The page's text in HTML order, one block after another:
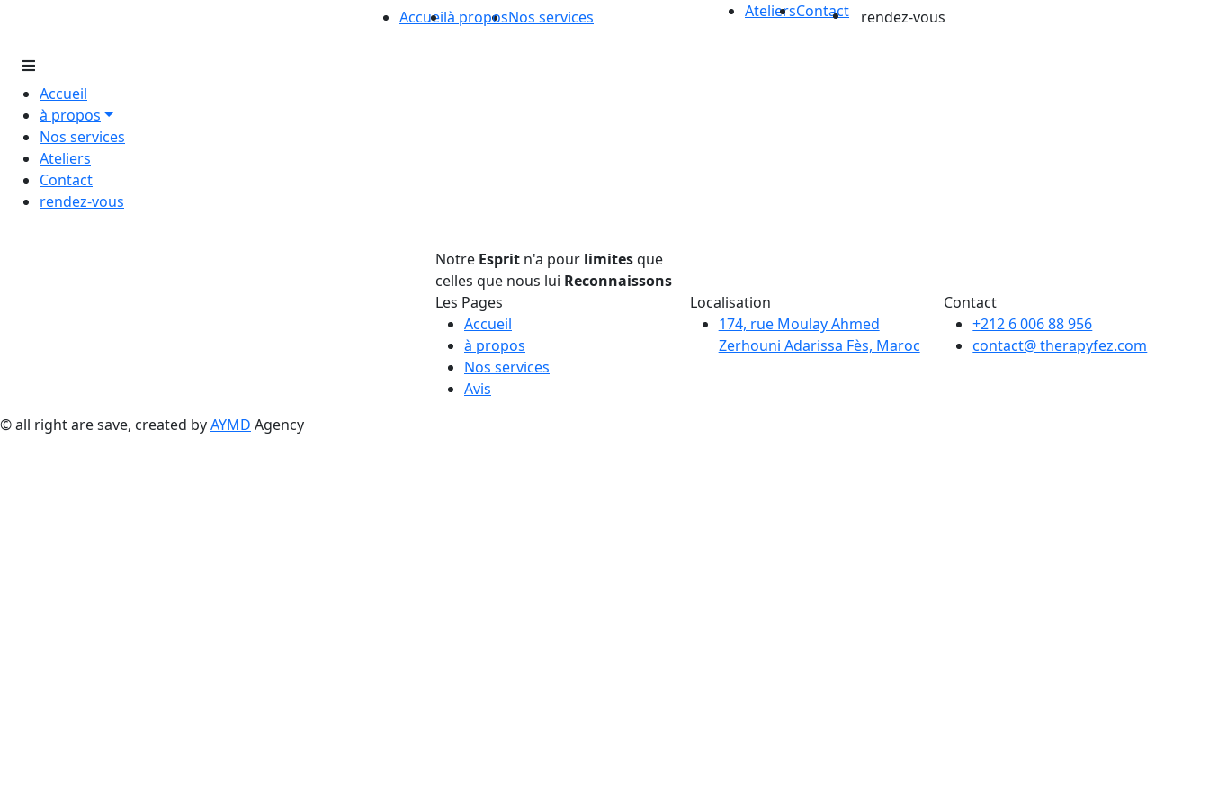
Nos services
à propos
Accueil AteliersContact rendez-vous
Accueil
à propos
Nos services
Ateliers
Contact
rendez-vous
Notre Esprit n'a pour limitesque
celles que nous lui Reconnaissons
Les Pages
Accueil
à propos
Nos services
Avis
Localisation
174, rue Moulay Ahmed
Zerhouni Adarissa Fès, Maroc
Contact
+212 6 006 88 956
contact@ therapyfez.com
© all right are save, created byAYMD Agency